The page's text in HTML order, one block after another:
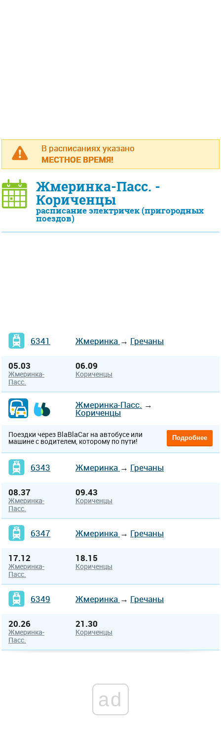
В расписаниях указано
МЕСТНОЕ ВРЕМЯ!
Жмеринка-Пасс. -
Кориченцы
расписание электричек (пригородных
поездов)
6341 Жмеринка → Гречаны
05.03
Жмеринка-
Пасс.
06.09
Кориченцы
Жмеринка-Пасс. →
Кориченцы
Поездки через BlaBlaCar на автобусе или
машине с водителем, которому по пути! Подробнее
6343 Жмеринка → Гречаны
08.37
Жмеринка-
Пасс.
09.43
Кориченцы
6347 Жмеринка → Гречаны
17.12
Жмеринка-
Пасс.
18.15
Кориченцы
6349 Жмеринка → Гречаны
20.26
Жмеринка-
Пасс.
21.30
Кориченцы
ad